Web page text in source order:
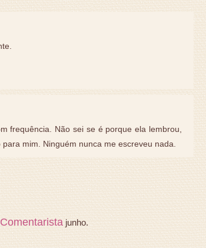
frequência. Não sei se é porque ela lembrou,
mim. Ninguém nunca me escreveu nada.
junho.